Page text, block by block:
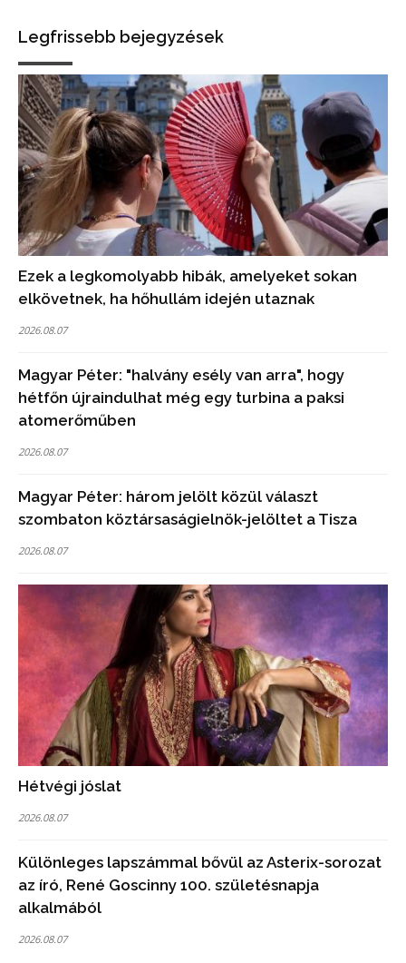
Legfrissebb bejegyzések
Ezek a legkomolyabb hibák, amelyeket sokan
elkövetnek, ha hőhullám idején utaznak
2026.08.07
Magyar Péter: "halvány esély van arra", hogy
hétfőn újraindulhat még egy turbina a paksi
atomerőműben
2026.08.07
Magyar Péter: három jelölt közül választ
szombaton köztársaságielnök-jelöltet a Tisza
2026.08.07
Hétvégi jóslat
2026.08.07
Különleges lapszámmal bővül az Asterix-sorozat
az író, René Goscinny 100. születésnapja
alkalmából
2026.08.07